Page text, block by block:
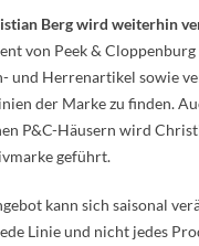
Berg wird weiterhin
von Peek &
und Herrenartikel sowie
der Marke zu finden.
P&C-Häusern wird
geführt.
kann sich saisonal
Linie und nicht jedes